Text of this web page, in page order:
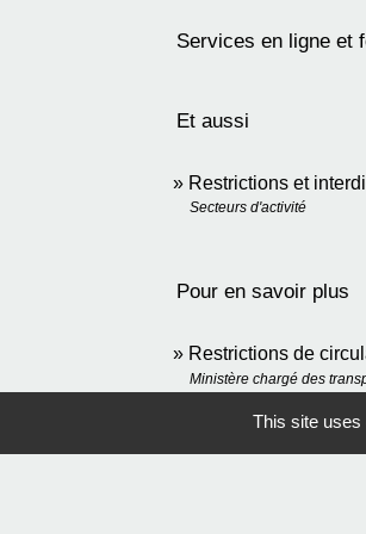
Services en ligne et
Et aussi
Restrictions et
Secteurs d'activité
Pour en savoir plus
Restrictions de
Ministère chargé des
Carte des sections
This site uses